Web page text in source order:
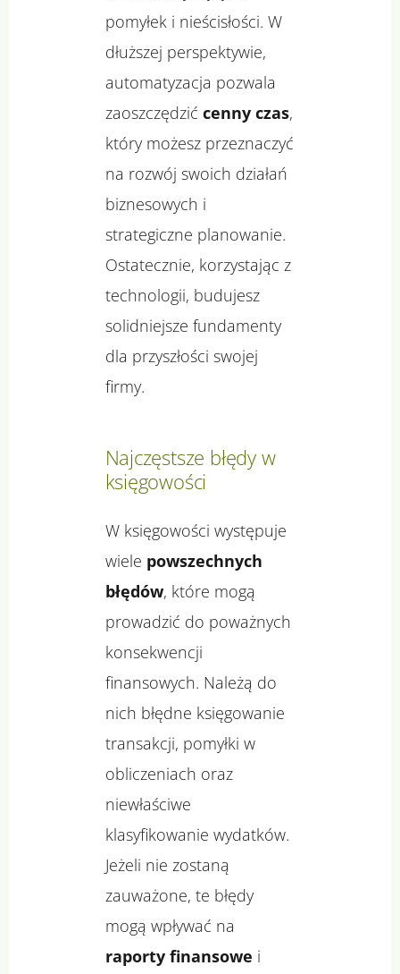
pomyłek i nieścisłości. W
dłuższej perspektywie,
automatyzacja pozwala
zaoszczędzić cenny czas,
który możesz przeznaczyć
na rozwój swoich działań
biznesowych i
strategiczne planowanie.
Ostatecznie, korzystając z
technologii, budujesz
solidniejsze fundamenty
dla przyszłości swojej
firmy.
Najczęstsze błędy w
księgowości
W księgowości występuje
wiele powszechnych
błędów, które mogą
prowadzić do poważnych
konsekwencji
finansowych. Należą do
nich błędne księgowanie
transakcji, pomyłki w
obliczeniach oraz
niewłaściwe
klasyfikowanie wydatków.
Jeżeli nie zostaną
zauważone, te błędy
mogą wpływać na
raporty finansowe i